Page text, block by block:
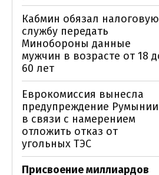
Кабмин обязал налоговую
службу передать
Минобороны данные
мужчин в возрасте от 18
60 лет
Еврокомиссия вынесла
предупреждение Румынии
в связи с намерением
отложить отказ от
угольных ТЭС
Присвоение миллиардов